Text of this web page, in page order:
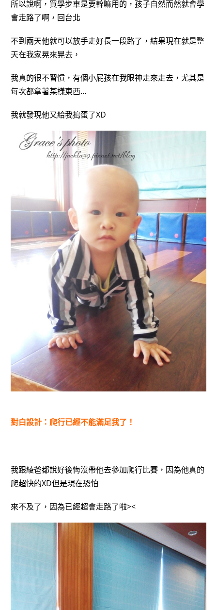
所以說啊，買學步車是要幹嘛用的，孩子自然而然就會學
會走路了啊，回台北
不到兩天他就可以放手走好長一段路了，結果現在就是整
天在我家晃來晃去，
我真的很不習慣，有個小屁孩在我眼神走來走去，尤其是
每次都拿著某樣東西…
我就發現他又給我搗蛋了XD
對白設計：爬行已經不能滿足我了！
我跟綾爸都說好後悔沒帶他去參加爬行比賽，因為他真的
爬超快的XD但是現在恐怕
來不及了，因為已經超會走路了啦><